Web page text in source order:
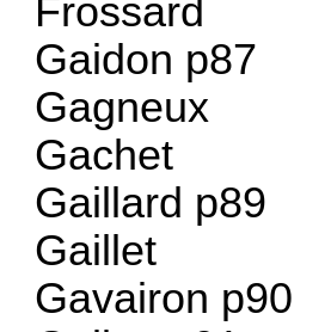
Frossard
Gaidon p87
Gagneux
Gachet
Gaillard p89
Gaillet
Gavairon p90